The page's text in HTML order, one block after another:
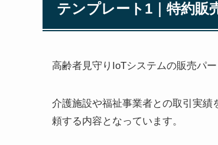
テンプレート1｜特約販
高齢者見守りIoTシステムの販売パ
介護施設や福祉事業者との取引実
頼する内容となっています。